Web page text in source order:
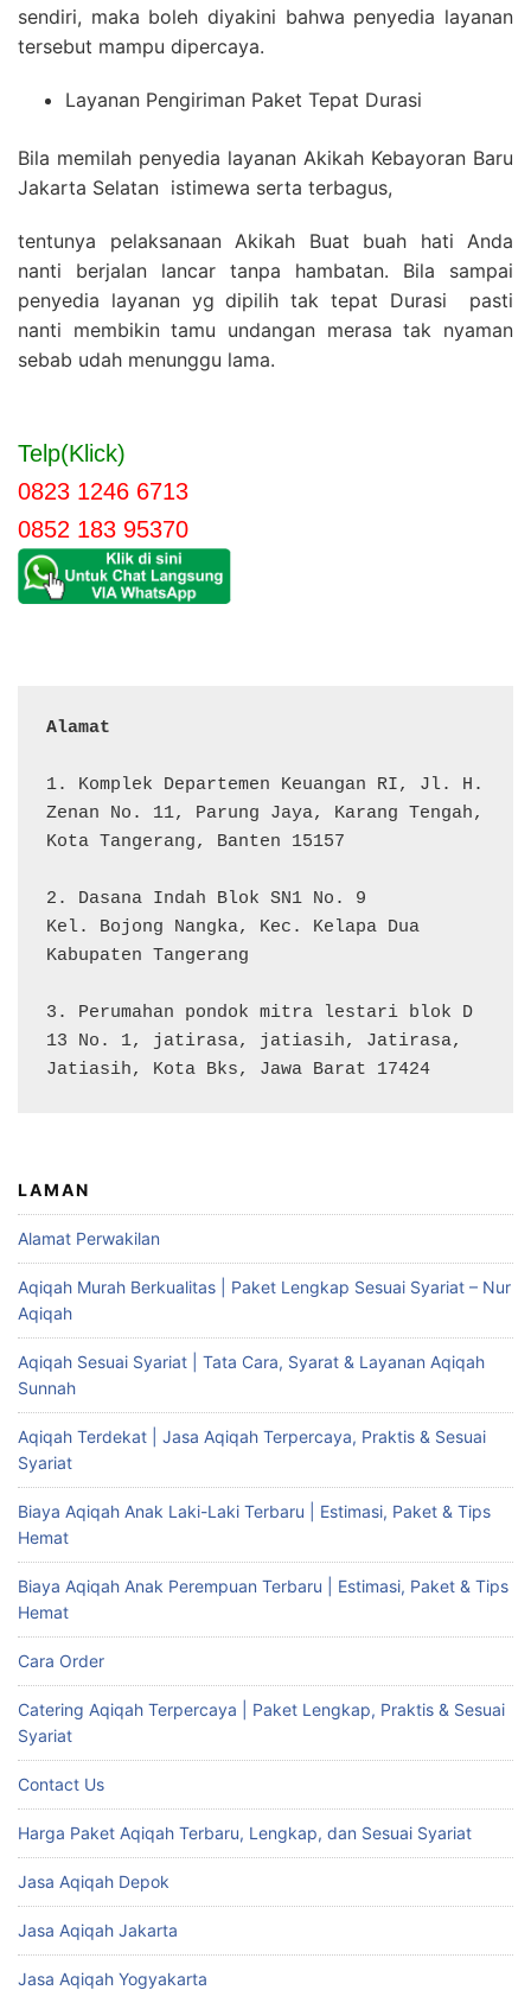
sendiri, maka boleh diyakini bahwa penyedia layanan
tersebut mampu dipercaya.
Layanan Pengiriman Paket Tepat Durasi
Bila memilah penyedia layanan Akikah Kebayoran Baru
Jakarta Selatan istimewa serta terbagus,
tentunya pelaksanaan Akikah Buat buah hati Anda
nanti berjalan lancar tanpa hambatan. Bila sampai
penyedia layanan yg dipilih tak tepat Durasi pasti
nanti membikin tamu undangan merasa tak nyaman
sebab udah menunggu lama.
Telp(Klick)
0823 1246 6713
0852 183 95370
Alamat
1. Komplek Departemen Keuangan RI, Jl. H.
Zenan No. 11, Parung Jaya, Karang Tengah,
Kota Tangerang, Banten 15157
2. Dasana Indah Blok SN1 No. 9
Kel. Bojong Nangka, Kec. Kelapa Dua
Kabupaten Tangerang
3. Perumahan pondok mitra lestari blok D
13 No. 1, jatirasa, jatiasih, Jatirasa,
Jatiasih, Kota Bks, Jawa Barat 17424
LAMAN
Alamat Perwakilan
Aqiqah Murah Berkualitas | Paket Lengkap Sesuai Syariat – Nur
Aqiqah
Aqiqah Sesuai Syariat | Tata Cara, Syarat & Layanan Aqiqah
Sunnah
Aqiqah Terdekat | Jasa Aqiqah Terpercaya, Praktis & Sesuai
Syariat
Biaya Aqiqah Anak Laki-Laki Terbaru | Estimasi, Paket & Tips
Hemat
Biaya Aqiqah Anak Perempuan Terbaru | Estimasi, Paket & Tips
Hemat
Cara Order
Catering Aqiqah Terpercaya | Paket Lengkap, Praktis & Sesuai
Syariat
Contact Us
Harga Paket Aqiqah Terbaru, Lengkap, dan Sesuai Syariat
Jasa Aqiqah Depok
Jasa Aqiqah Jakarta
Jasa Aqiqah Yogyakarta